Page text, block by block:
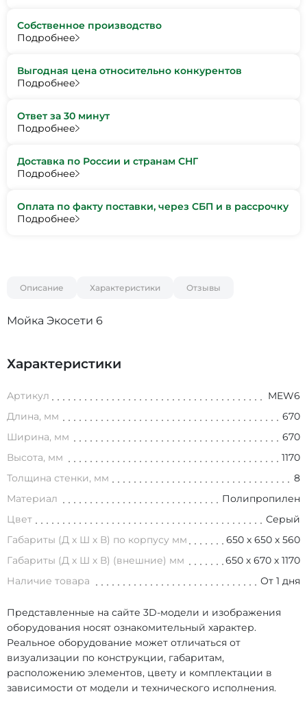
Собственное производство
Подробнее
Выгодная цена относительно конкурентов
Подробнее
Ответ за 30 минут
Подробнее
Доставка по России и странам СНГ
Подробнее
Оплата по факту поставки, через СБП и в рассрочку
Подробнее
Описание Характеристики Отзывы
Мойка Экосети 6
Характеристики
Артикул
MEW6
Длина, мм
670
Ширина, мм
670
Высота, мм
1170
Толщина стенки, мм
8
Материал
Полипропилен
Цвет
Серый
Габариты (Д х Ш х В) по корпусу мм
650 х 650 х 560
Габариты (Д х Ш х В) (внешние) мм
650 х 670 х 1170
Наличие товара
От 1 дня
Представленные на сайте 3D-модели и изображения
оборудования носят ознакомительный характер.
Реальное оборудование может отличаться от
визуализации по конструкции, габаритам,
расположению элементов, цвету и комплектации в
зависимости от модели и технического исполнения.